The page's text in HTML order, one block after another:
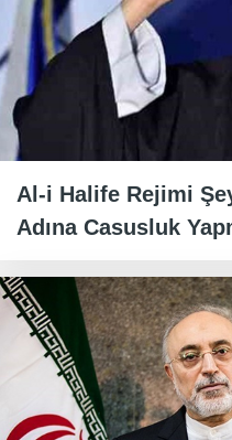
Al-i Halife Rejimi
Adına Casusluk